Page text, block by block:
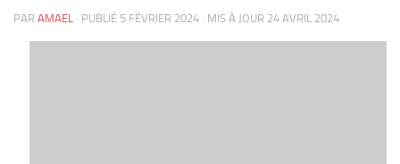
PAR AMAEL · PUBLIÉ 5 FÉVRIER 2024 · MIS À JOUR 24 AVRIL 2024